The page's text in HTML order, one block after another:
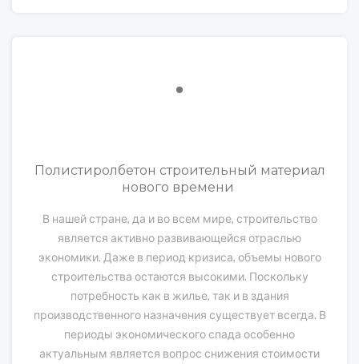
Полистиролбетон строительный материал
нового времени
В нашей стране, да и во всем мире, строительство
является активно развивающейся отраслью
экономики. Даже в период кризиса, объемы нового
строительства остаются высокими. Поскольку
потребность как в жилье, так и в здания
производственного назначения существует всегда. В
периоды экономического спада особенно
актуальным является вопрос снижения стоимости